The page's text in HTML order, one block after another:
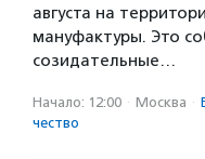
августа на
мануфактуры. Это
созидательные…
Начало: 12:00 · Москва ·
чест­во